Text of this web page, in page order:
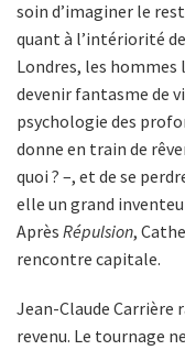
soin d’imaginer le
quant à l’intériorité
Londres, les hommes
devenir fantasme de
psychologie des
donne en train de
quoi ? –, et de se
elle un grand
Après Répulsion,
rencontre capitale.
Jean-Claude Carrière
revenu. Le tournage